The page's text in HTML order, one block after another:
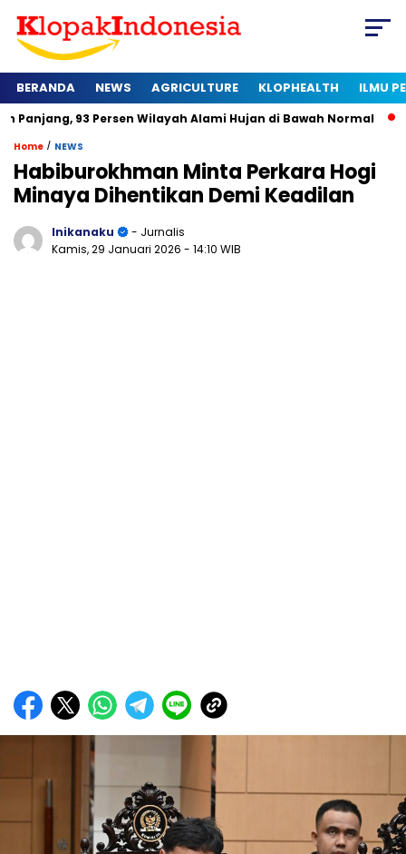
BERANDA NEWS AGRICULTURE KLOPHEALTH ILMU
Persen Wilayah Alami Hujan di Bawah Normal Kapan
Home / NEWS
Habiburokhman Minta Perkara Hogi
Minaya Dihentikan Demi Keadilan
Inikanaku
- Jurnalis
Kamis, 29 Januari 2026 - 14:10 WIB